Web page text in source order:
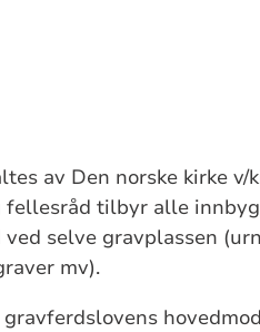
av Den norske kirke
fellesråd tilbyr alle
selve gravplassen
mv).